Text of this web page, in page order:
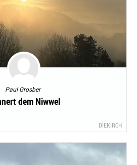
Paul Grosber
dem Niwwel
DIEKIRCH